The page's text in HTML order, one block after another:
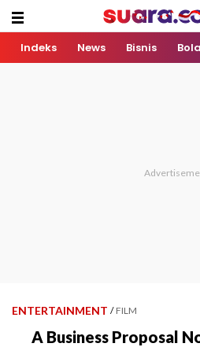
Indeks News Bisnis Bola
ENTERTAINMENT / FILM
A Business Proposal